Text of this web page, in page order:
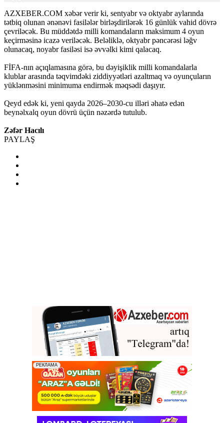
AZXEBER.COM xəbər verir ki, sentyabr və oktyabr aylarında
tətbiq olunan ənənəvi fasilələr birləşdirilərək 16 günlük vahid dövrə
çevriləcək. Bu müddətdə milli komandaların maksimum 4 oyun
keçirməsinə icazə veriləcək. Beləliklə, oktyabr pəncərəsi ləğv
olunacaq, noyabr fasiləsi isə əvvəlki kimi qalacaq.
FİFA-nın açıqlamasına görə, bu dəyişiklik milli komandalarla
klublar arasında təqvimdəki ziddiyyətləri azaltmaq və oyunçuların
yüklənməsini minimuma endirmək məqsədi daşıyır.
Qeyd edək ki, yeni qayda 2026–2030-cu illəri əhatə edən
beynəlxalq oyun dövrü üçün nəzərdə tutulub.
Zəfər Hacılı
PAYLAŞ